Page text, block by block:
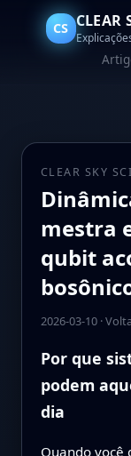
CS CLEAR
CLEAR SKY
mestra
qubit
2026-03-10·
Por que
podem
dia
Quando você